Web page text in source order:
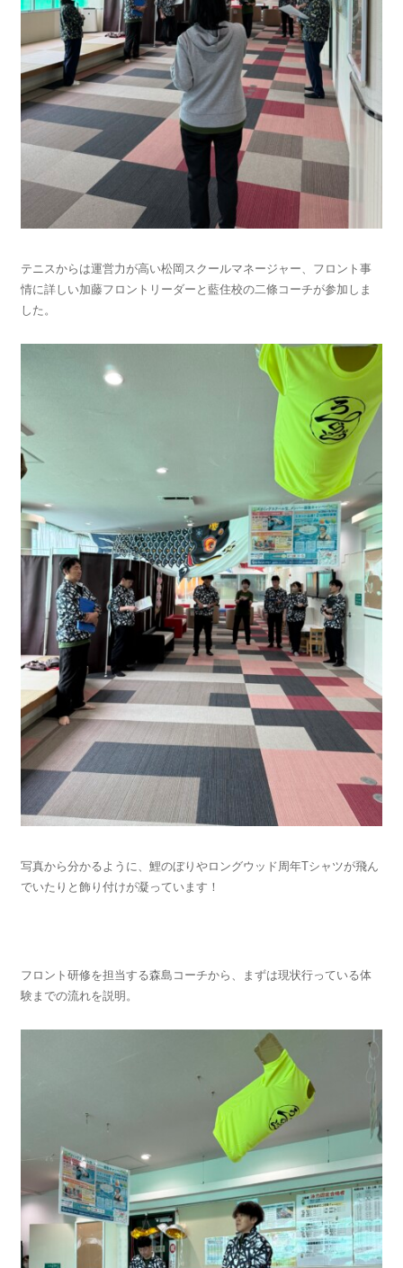
テニスからは運営力が高い松岡スクールマネージャー、フロント事
情に詳しい加藤フロントリーダーと藍住校の二條コーチが参加しま
した。
写真から分かるように、鯉のぼりやロングウッド周年Tシャツが飛ん
でいたりと飾り付けが凝っています！
フロント研修を担当する森島コーチから、まずは現状行っている体
験までの流れを説明。